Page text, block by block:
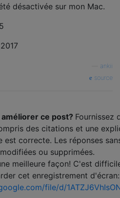
désactivée sur mon Mac.
ankii
source
ce post? Fournissez
des citations et une
est correcte. Les réponses
ou supprimées.
meilleure façon! C'est
cet enregistrement d'écran:
file/d/